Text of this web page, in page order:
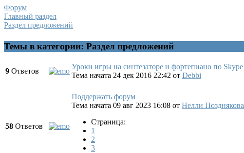
Форум
Главный раздел
Раздел предложений
Темы в категории: Раздел предложений
9 Ответов
Уроки игры на синтезаторе и фортепиано по Skype
Тема начата 24 дек 2016 22:42 от Debbi
58 Ответов
Поддержать форум
Тема начата 09 авг 2023 16:08 от Нелли Позднякова
Страница:
1
2
3